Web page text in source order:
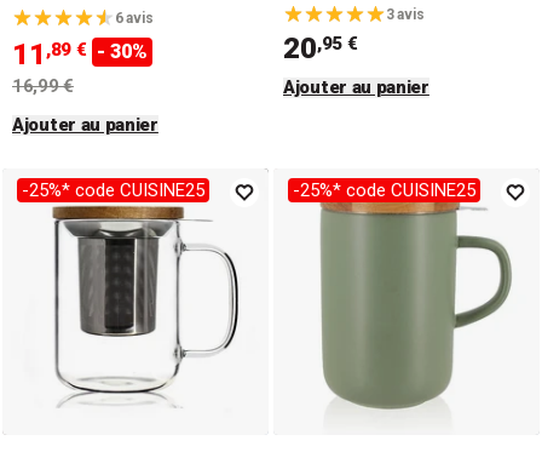
6 avis
11 ,89 € - 30%
16,99 €
Ajouter au panier
3 avis
20,95 €
Ajouter au panier
-25%* code CUISINE25 -25%* code CUISINE25